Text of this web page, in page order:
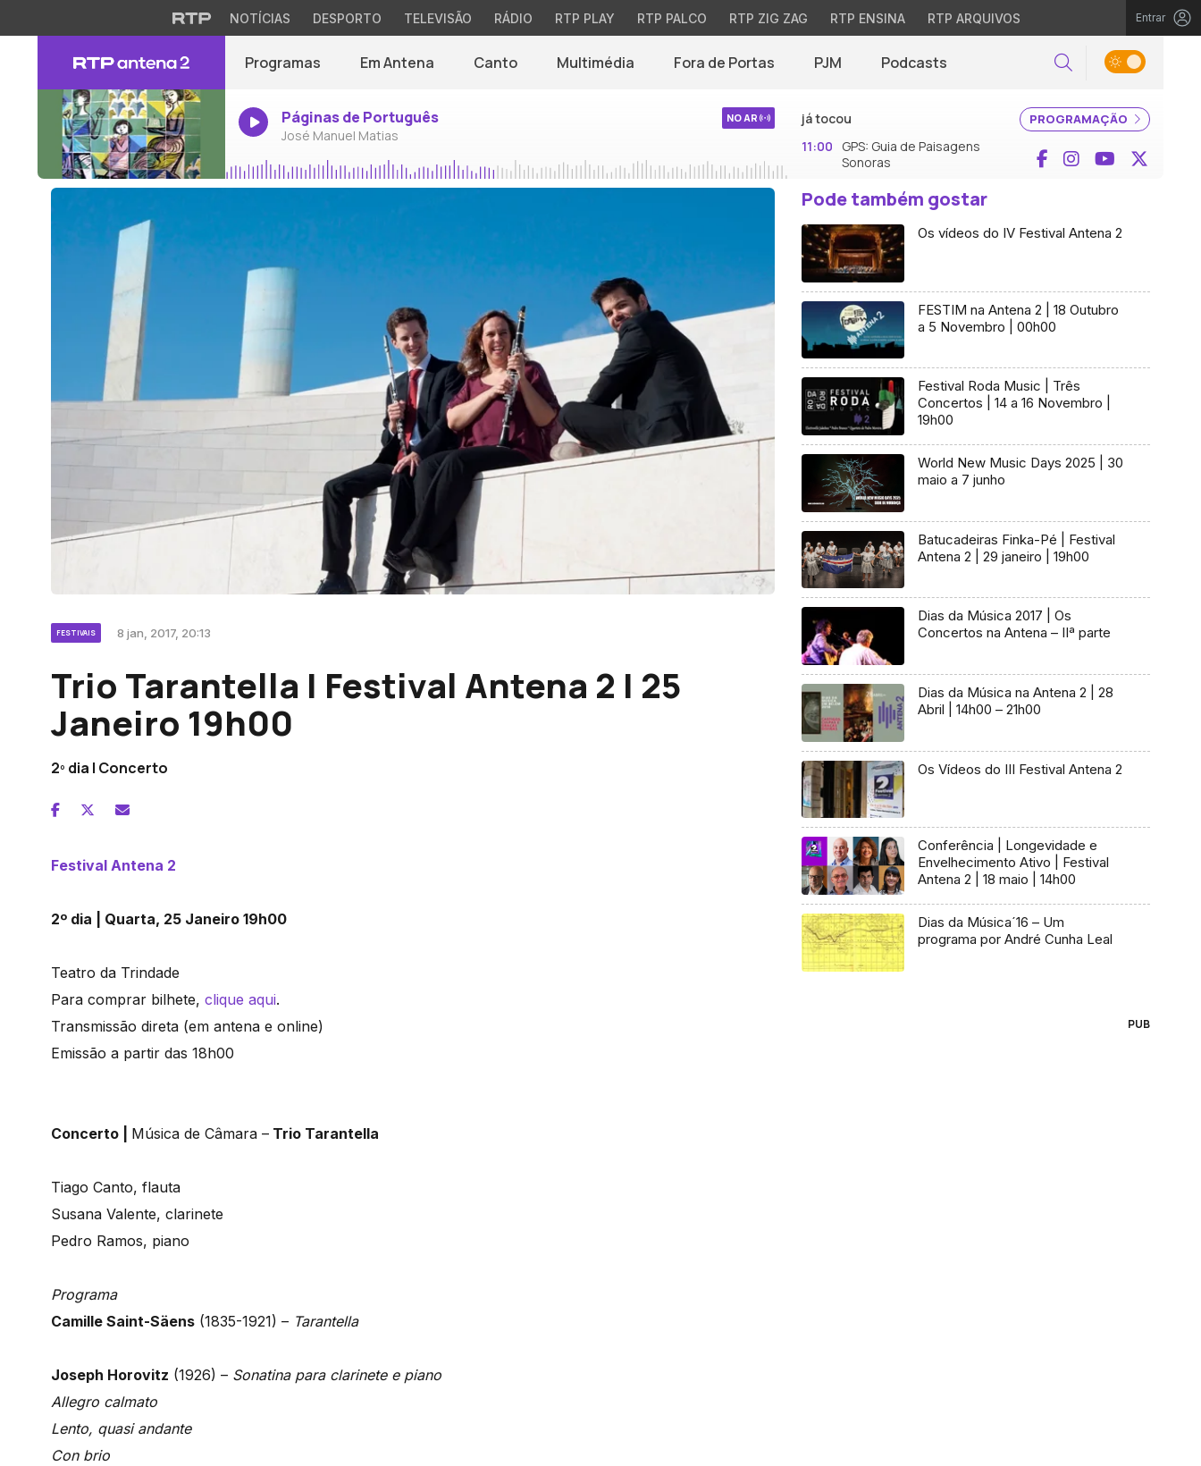
NOTÍCIAS DESPORTO TELEVISÃO RÁDIO RTP PLAY RTP PALCO RTP ZIG ZAG RTP ENSINA RTP ARQUIVOS Entrar
Programas Em Antena Canto Multimédia Fora de Portas PJM Podcasts Pesquisar
Páginas de Português
José Manuel Matias
NO AR PROGRAMAÇÃO
já tocou
11:00
GPS: Guia de Paisagens
Sonoras
Facebook
InstagramYouTube
FESTIVAIS 8 jan, 2017, 20:13
Trio Tarantella | Festival Antena 2 | 25
Janeiro 19h00
2º dia | Concerto
Festival Antena 2
2º dia | Quarta, 25 Janeiro 19h00
Teatro da Trindade
Para comprar bilhete, clique aqui.
Transmissão direta (em antena e online)
Emissão a partir das 18h00
Concerto | Música de Câmara – Trio Tarantella
Tiago Canto, flauta
Susana Valente, clarinete
Pedro Ramos, piano
Programa
Camille Saint-Säens (1835-1921) – Tarantella
Joseph Horovitz (1926) – Sonatina para clarinete e piano
Allegro calmato
Lento, quasi andante
Con brio
Pode também gostar
Os vídeos do IV Festival Antena 2
FESTIM na Antena 2 | 18 Outubro
a 5 Novembro | 00h00
Festival Roda Music | Três
Concertos | 14 a 16 Novembro |
19h00
World New Music Days 2025 | 30
maio a 7 junho
Batucadeiras Finka-Pé | Festival
Antena 2 | 29 janeiro | 19h00
Dias da Música 2017 | Os
Concertos na Antena – IIª parte
Dias da Música na Antena 2 | 28
Abril | 14h00 – 21h00
Os Vídeos do III Festival Antena 2
Conferência | Longevidade e
Envelhecimento Ativo | Festival
Antena 2 | 18 maio | 14h00
Dias da Música´16 – Um
programa por André Cunha Leal
PUB